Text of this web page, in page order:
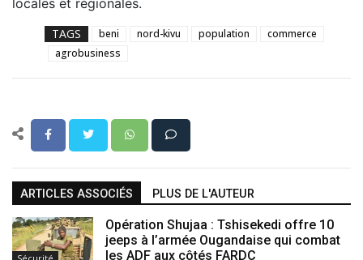
locales et régionales.
TAGS beni nord-kivu population
commerce
agrobusiness
ARTICLES ASSOCIÉS PLUS DE L'AUTEUR
Opération Shujaa : Tshisekedi offre 10
jeeps à l’armée Ougandaise qui combat
les ADF aux côtés FARDC